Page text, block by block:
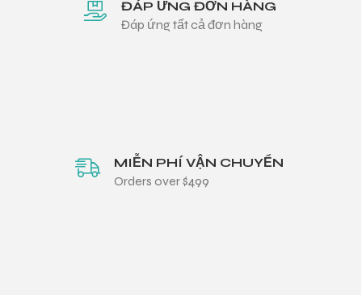
ĐÁP ỨNG ĐƠN HÀNG
Đáp ứng tất cả đơn hàng
MIỄN PHÍ VẬN CHUYỂN
Orders over $499